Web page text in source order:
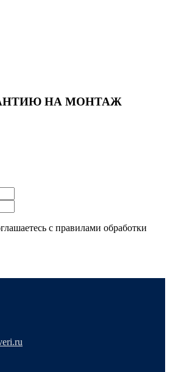
НА МОНТАЖ
с правилами обработки